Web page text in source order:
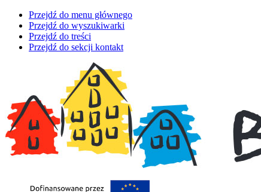
Przejdź do menu głównego
Przejdź do wyszukiwarki
Przejdź do treści
Przejdź do sekcji kontakt